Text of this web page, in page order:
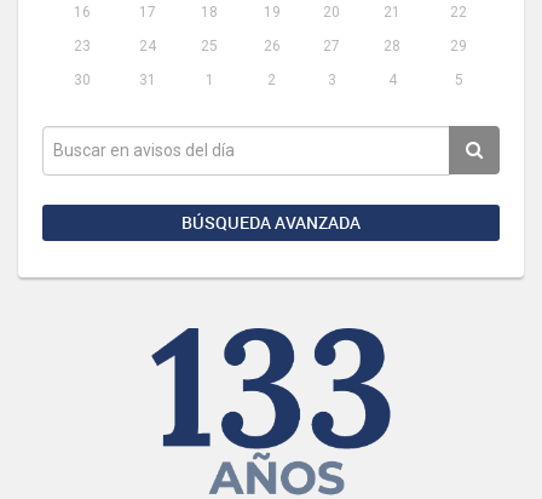
16
17 18 19 20 21
22
23
24 25 26 27 28
29
30
31 1 2 3 4 5
BÚSQUEDA AVANZADA